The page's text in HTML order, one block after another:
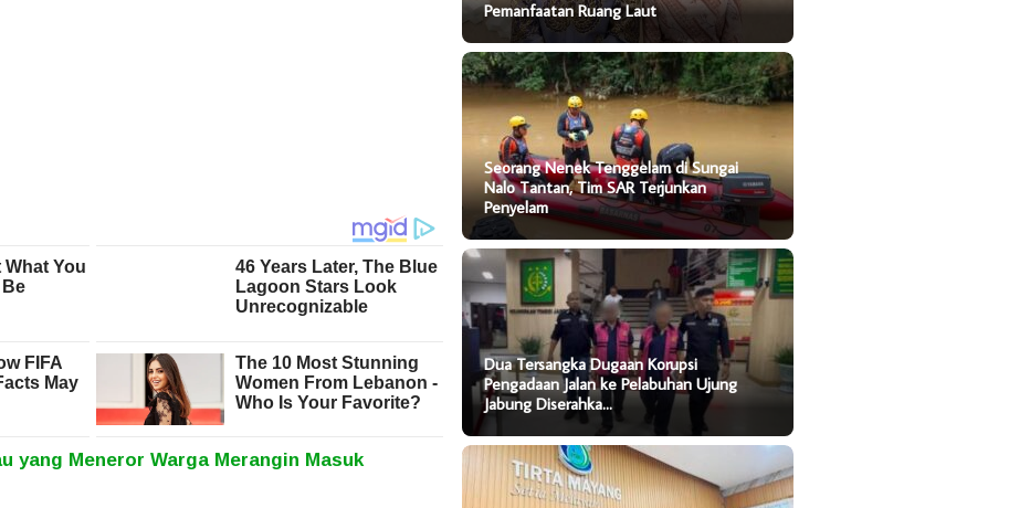
yang Meneror Warga Merangin Masuk
Pemanfaatan Ruang Laut
Seorang Nenek Tenggelam di Sungai
Nalo Tantan, Tim SAR Terjunkan
Penyelam
Dua Tersangka Dugaan Korupsi
Pengadaan Jalan ke Pelabuhan Ujung
Jabung Diserahka…